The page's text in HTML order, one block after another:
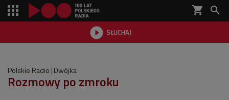
shopping_cart 
 SŁUCHAJ

Polskie Radio Dwójka
Rozmowy po zmroku